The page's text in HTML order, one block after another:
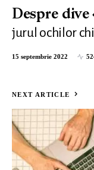
Despre dive
jurul ochilor
15 septembrie 2022
NEXT ARTICLE